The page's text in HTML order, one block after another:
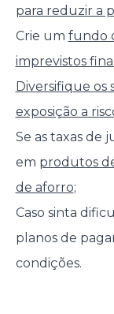
para reduzir a
Crie um fundo
imprevistos
Diversifique os
exposição a
Se as taxas de
em produtos
de aforro;
Caso sinta
planos de
condições.